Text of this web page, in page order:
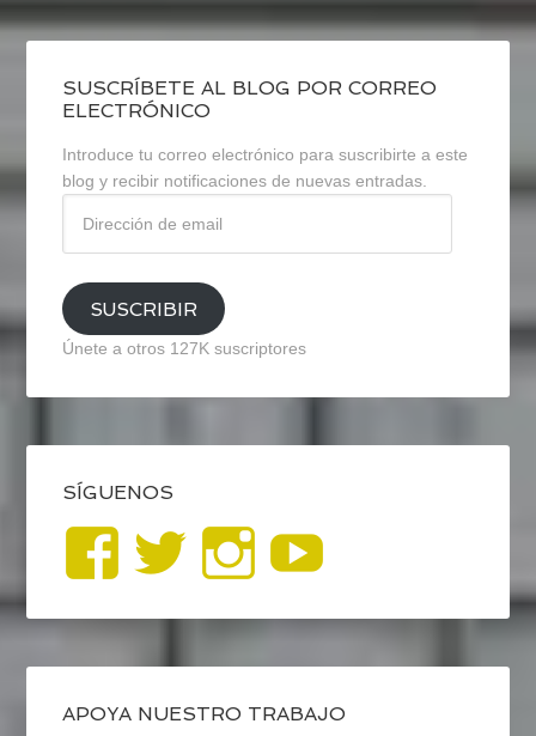
SUSCRÍBETE AL BLOG POR CORREO
ELECTRÓNICO
Introduce tu correo electrónico para suscribirte a este
blog y recibir notificaciones de nuevas entradas.
email
SUSCRIBIR
Únete a otros 127K suscriptores
SÍGUENOS
Ver
perfil
de
Ver
perfil
de
Ver
perfil
de
APOYA NUESTRO TRABAJO